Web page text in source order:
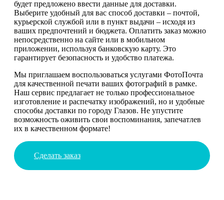
будет предложено ввести данные для доставки.
Выберите удобный для вас способ доставки – почтой,
курьерской службой или в пункт выдачи – исходя из
ваших предпочтений и бюджета. Оплатить заказ можно
непосредственно на сайте или в мобильном
приложении, используя банковскую карту. Это
гарантирует безопасность и удобство платежа.
Мы приглашаем воспользоваться услугами ФотоПочта
для качественной печати ваших фотографий в рамке.
Наш сервис предлагает не только профессиональное
изготовление и распечатку изображений, но и удобные
способы доставки по городу Глазов. Не упустите
возможность оживить свои воспоминания, запечатлев
их в качественном формате!
Сделать заказ